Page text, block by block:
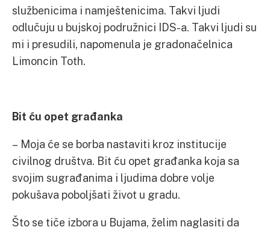
službenicima i namještenicima. Takvi ljudi
odlučuju u bujskoj podružnici IDS-a. Takvi ljudi su
mi i presudili, napomenula je gradonačelnica
Limoncin Toth.
Bit ću opet građanka
– Moja će se borba nastaviti kroz institucije
civilnog društva. Bit ću opet građanka koja sa
svojim sugrađanima i ljudima dobre volje
pokušava poboljšati život u gradu.
Što se tiče izbora u Bujama, želim naglasiti da